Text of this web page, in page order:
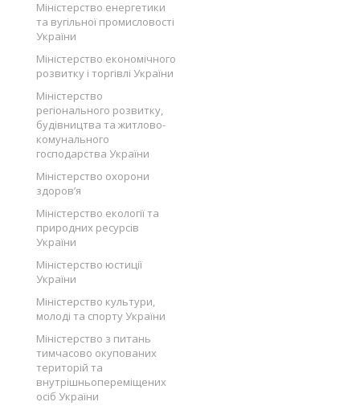
Міністерство енергетики
та вугільної промисловості
України
Міністерство економічного
розвитку і торгівлі України
Міністерство
регіонального розвитку,
будівництва та житлово-
комунального
господарства України
Міністерство охорони
здоров’я
Міністерство екології та
природних ресурсів
України
Міністерство юстиції
України
Міністерство культури,
молоді та спорту України
Міністерство з питань
тимчасово окупованих
територій та
внутрішньопереміщених
осіб України